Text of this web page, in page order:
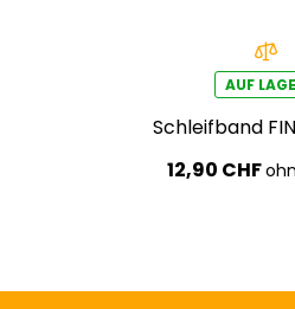
AUF
Schleifband
12,90 CHF